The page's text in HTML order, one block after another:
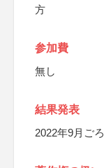
方
参加費
無し
結果発表
2022年9月ごろ